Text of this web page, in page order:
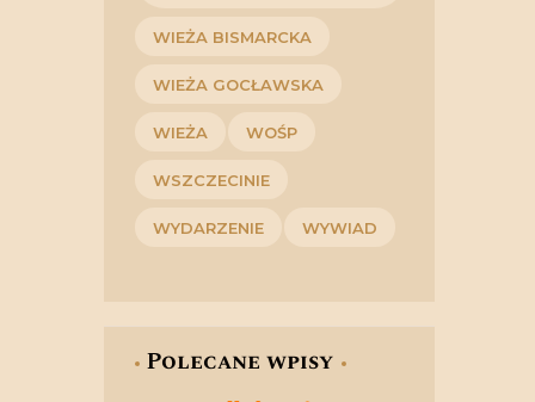
WIEŻA BISMARCKA
WIEŻA GOCŁAWSKA
WIEŻA WOŚP
WSZCZECINIE
WYDARZENIE WYWIAD
Polecane wpisy